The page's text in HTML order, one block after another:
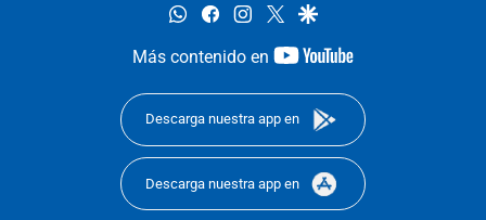
whatsappfacebookinstagram
twittergoogle
Más contenido en
youtube-
Descarga nuestra app en
Descarga nuestra app en